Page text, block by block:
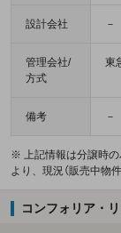
設計会社 －
管理会社/
方式
東
備考 －
※ 上記情報は分譲時の
より、現況（販売中物
コンフォリア・